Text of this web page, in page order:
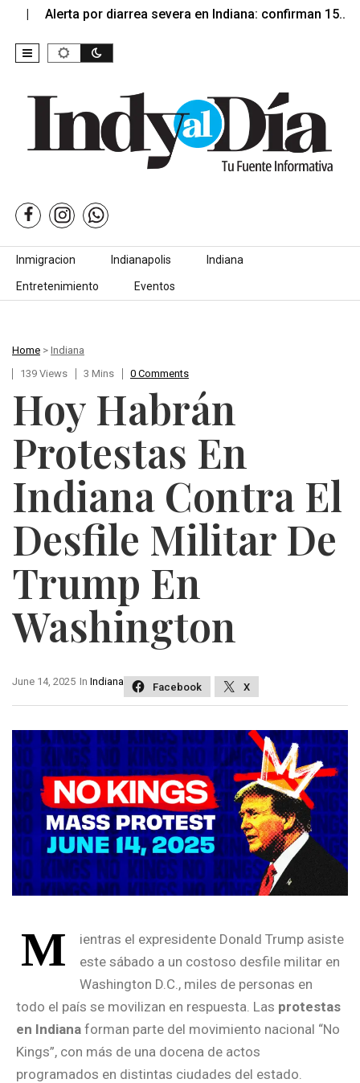
Alerta por diarrea severa en Indiana: confirman 15…
Skip to content
Inmigracion Indianapolis Indiana
Entretenimiento Eventos
Home > Indiana
139 Views
3 Mins 0 Comments
Hoy Habrán
Protestas En
Indiana Contra El
Desfile Militar De
Trump En
Washington
In Indiana
June 14, 2025 Facebook X
M
ientras el expresidente Donald Trump asiste
este sábado a un costoso desfile militar en
Washington D.C., miles de personas en
todo el país se movilizan en respuesta. Las protestas
en Indiana forman parte del movimiento nacional “No
Kings”, con más de una docena de actos
programados en distintas ciudades del estado.